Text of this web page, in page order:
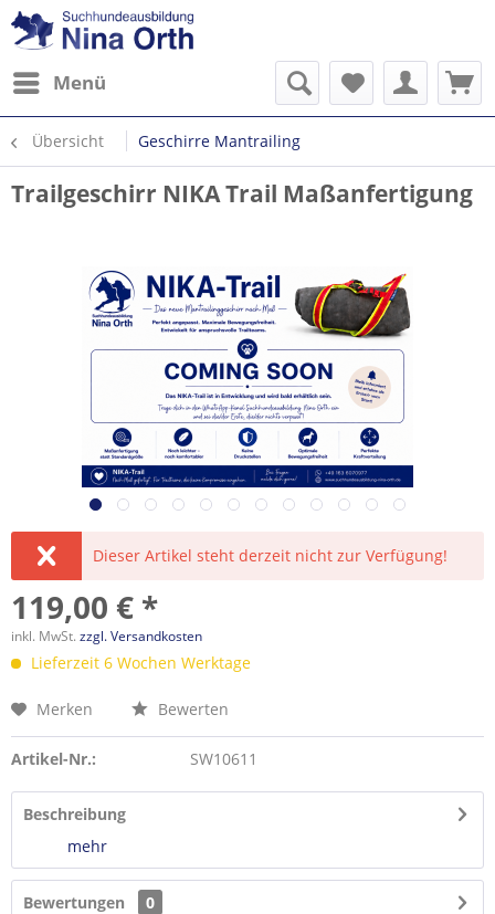
Menü
Übersicht Geschirre Mantrailing
Trailgeschirr NIKA Trail Maßanfertigung
Dieser Artikel steht derzeit nicht zur Verfügung!
119,00 € *
inkl. MwSt. zzgl. Versandkosten
Lieferzeit 6 Wochen Werktage
Merken Bewerten
Artikel-Nr.: SW10611
Beschreibung
mehr
Bewertungen
0